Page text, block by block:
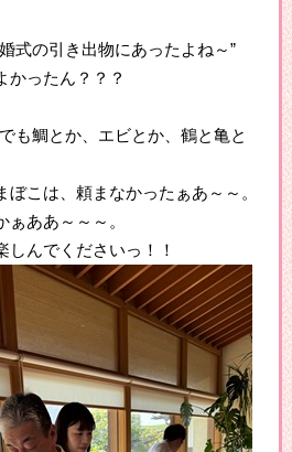
式の引き出物にあったよね～”
ったん？？？
も鯛とか、エビとか、鶴と亀と
こは、頼まなかったぁあ～～。
ああ～～～。
んでくださいっ！！